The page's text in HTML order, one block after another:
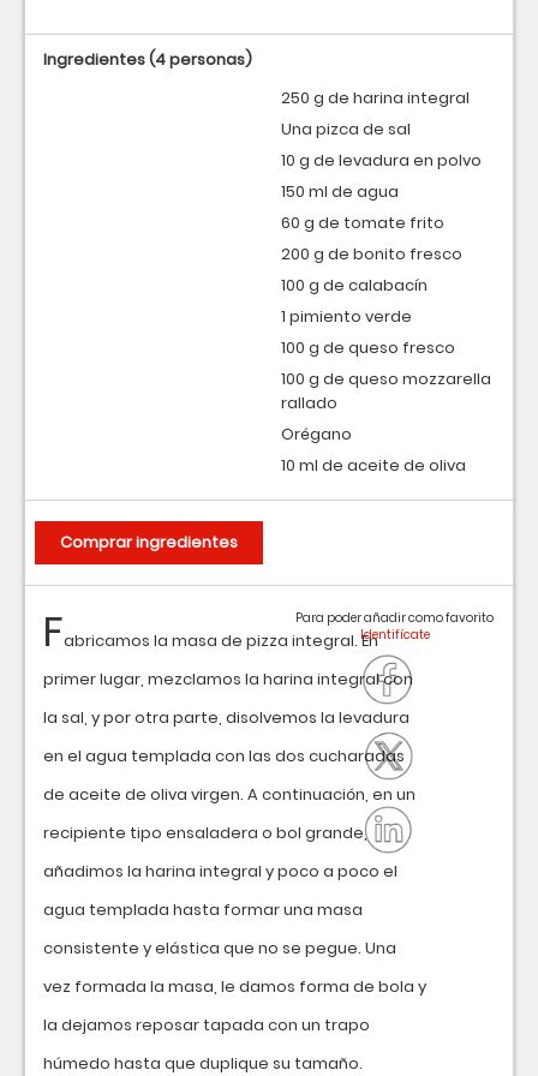
Fabricamos la masa de pizza integral. En
primer lugar, mezclamos la harina integral con
la sal, y por otra parte, disolvemos la levadura
en el agua templada con las dos cucharadas
de aceite de oliva virgen. A continuación, en un
recipiente tipo ensaladera o bol grande,
añadimos la harina integral y poco a poco el
agua templada hasta formar una masa
consistente y elástica que no se pegue. Una
vez formada la masa, le damos forma de bola y
la dejamos reposar tapada con un trapo
húmedo hasta que duplique su tamaño.
Para poder añadir como favorito
Ingredientes(4 personas)
250 g de harina integral
Una pizca de sal
10 g de levadura en polvo
150 ml de agua
60 g de tomate frito
200 g de bonito fresco
100 g de calabacín
1 pimiento verde
100 g de queso fresco
100 g de queso mozzarella
rallado
Orégano
10 ml de aceite de oliva
Comprar ingredientes